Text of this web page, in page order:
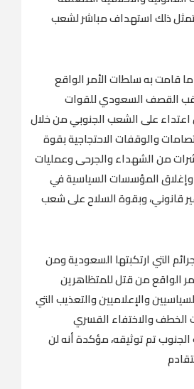
تمثل ذلك استهداف مباشر لشعب
قامت به سلطات الأمر الواقع
القصف السعودي للقوات
اعتداء على الشعب الجنوبي من خلال
والوقفات الاحتجاجية بقوة
من الشهداء والجرحى وعمليات
وإغلاق المؤسسات السياسية في
قانوني، وبقوة السلاح على شعب
التي ارتكبتها السعودية ومن
الواقع من قتل للمتظاهرين
والإعلاميين والتعذيب التي
الخطف والاختفاء القسري
تم توثيقه، مؤكدة أنه لن